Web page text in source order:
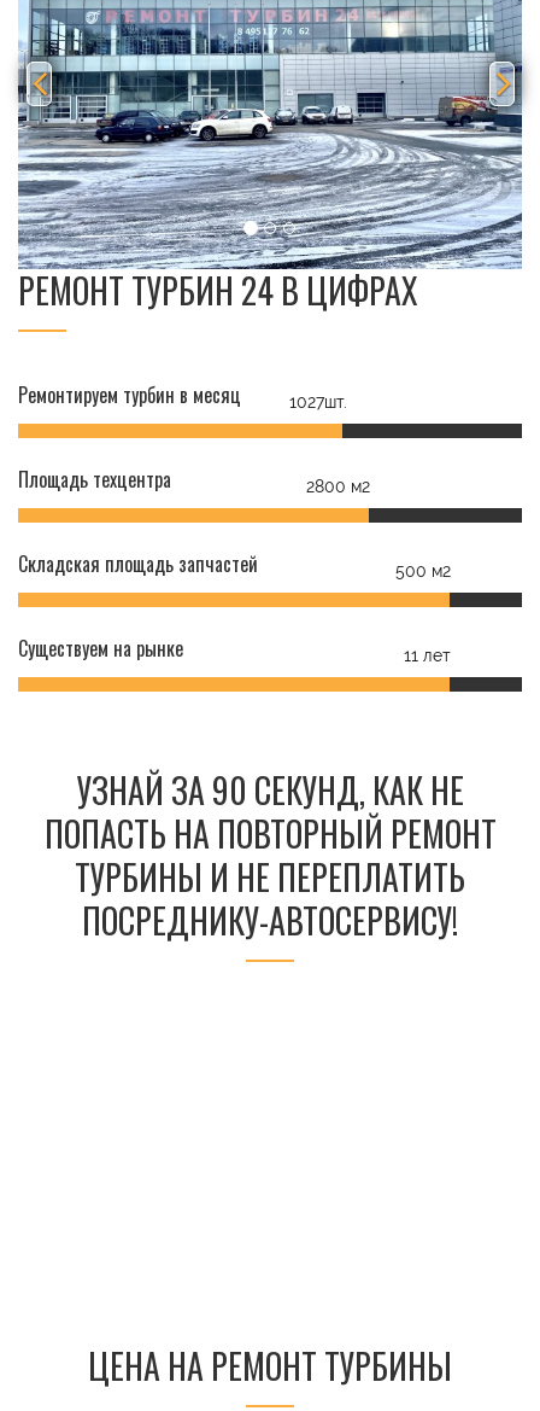
РЕМОНТ ТУРБИН 24 В ЦИФРАХ
Ремонтируем турбин в месяц 1027шт.
Площадь техцентра 2800 м2
Складская площадь запчастей 500 м2
Существуем на рынке 11 лет
УЗНАЙ ЗА 90 СЕКУНД, КАК НЕ
ПОПАСТЬ НА ПОВТОРНЫЙ РЕМОНТ
ТУРБИНЫ И НЕ ПЕРЕПЛАТИТЬ
ПОСРЕДНИКУ-АВТОСЕРВИСУ!
ЦЕНА НА РЕМОНТ ТУРБИНЫ